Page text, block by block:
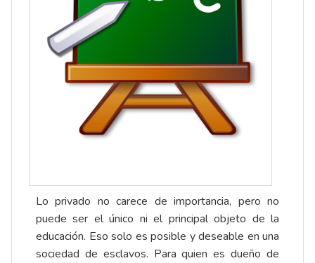
Lo privado no carece de importancia, pero no
puede ser el único ni el principal objeto de la
educación. Eso solo es posible y deseable en una
sociedad de esclavos. Para quien es dueño de